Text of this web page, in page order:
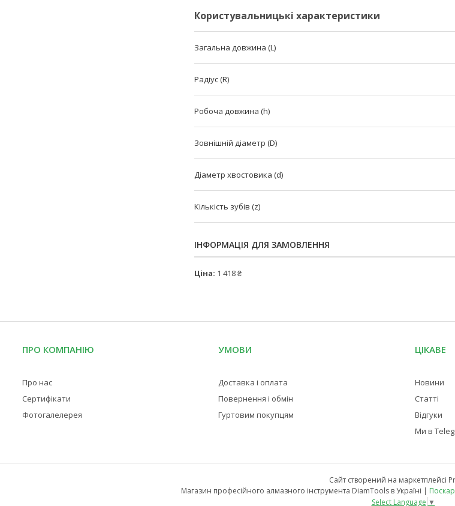
Користувальницькі характеристики
Загальна довжина (L)
Радіус (R)
Робоча довжина (h)
Зовнішній діаметр (D)
Діаметр хвостовика (d)
Кількість зубів (z)
ІНФОРМАЦІЯ ДЛЯ ЗАМОВЛЕННЯ
Ціна: 1 418 ₴
ПРО КОМПАНІЮ
Про нас
Сертифікати
Фотогалелерея
УМОВИ
Доставка і оплата
Повернення і обмін
Гуртовим покупцям
ЦІКАВЕ
Новини
Статті
Відгуки
Ми в
Сайт створений на маркетплейсі
Магазин професійного алмазного інструмента DiamTools в Україні |
Select Language ▼